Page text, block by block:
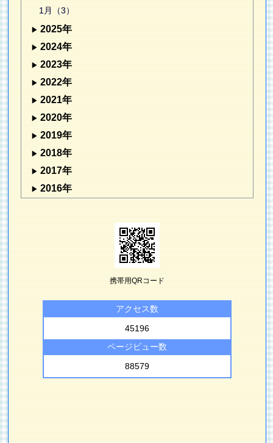
1月（3）
2025年
2024年
2023年
2022年
2021年
2020年
2019年
2018年
2017年
2016年
携帯用QRコード
アクセス数
45196
ページビュー数
88579